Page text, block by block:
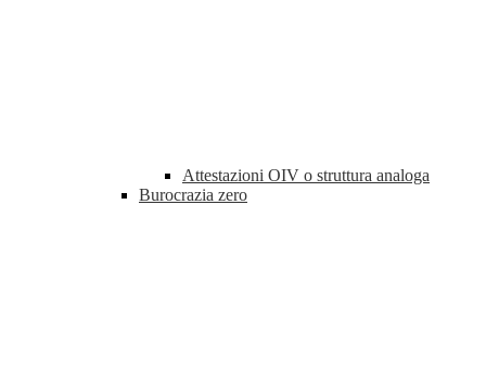
Attestazioni OIV o struttura analoga
Burocrazia zero